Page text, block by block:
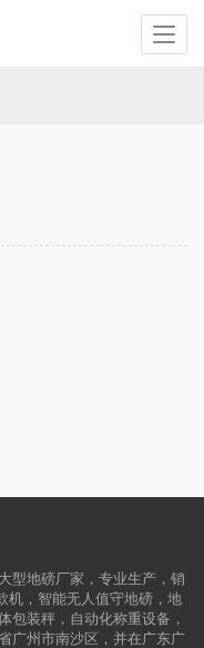
型地磅厂家，专业生产，销
机，智能无人值守地磅，地
包装秤，自动化称重设备，
广州市南沙区，并在广东广